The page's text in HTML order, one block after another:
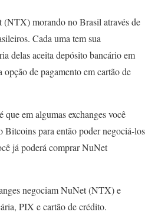
morando no Brasil através de
Cada uma tem sua
delas aceita depósito bancário em
opção de pagamento em cartão de
que em algumas exchanges você
Bitcoins para então poder negociá-los
já poderá comprar NuNet
negociam NuNet (NTX) e
PIX e cartão de crédito.